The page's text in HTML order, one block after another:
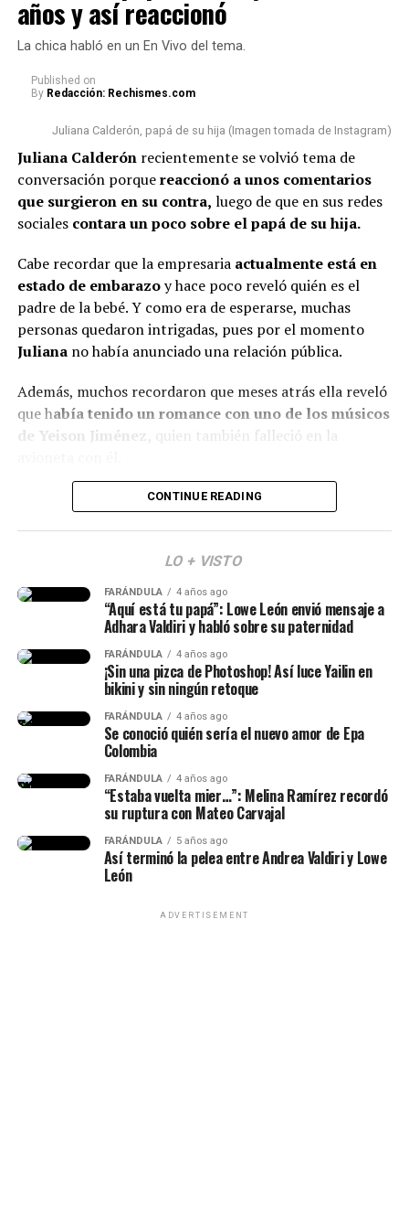
que las sacan de contexto,
estamos llevando una relación
cordial y respetuosa (…)
Estamos cumpliendo con lo que
nos toca”, concluyó.
#seguidores
#soyjuandacaribeshow
♬ sonido original –
respecto a la apariencia de la empresaria.
Lee también: A Juliana Calderón la llamaron “viuda
alegre” tras revelar que conoce al papá de su hija
hace siete años y así reaccionó
En esta ocasión, algunas personas no pasaron por alto
que la bogotana ha tenido algunos cambios físicos
Por un lado, señalaron que se le vio con una tonalidad
de cabello diferente y además, algunos usuarios
comentaron que la empresaria se habría realizado
De hecho, varios la notaron diferente y cuestionaron al
respecto.
“¿Qué le pasó en la cara?”, “Se ve súper inyectada,
perfilamiento?”, “Se dañó el rostro”, comentaron.
Finalmente, otro grupo de personas señaló que veían
debido al tiempo que ha pasado.
(Recuerda dar clic en la imagen)
Epa Colombia y su abogada (Imagen
tomada de IG Rechismes)
años y así reaccionó
La chica habló en un En Vivo del tema.
Published on
By Redacción: Rechismes.com
Juliana Calderón, papá de su hija (Imagen tomada de Instagram)
Juliana Calderónrecientemente se volvió tema de
conversación porquereaccionó a unos comentarios
que surgieron en su contra, luego de que en sus redes
sociales contara un poco sobre el papá de su hija.
Cabe recordar que la empresariaactualmente está en
estado de embarazoy hace poco reveló quién es el
padre de la bebé. Y como era de esperarse, muchas
personas quedaron intrigadas, pues por el momento
Julianano había anunciado una relación pública.
Además, muchos recordaron que meses atrás ella reveló
que había tenido un romance con uno de los músicos
de Yeison Jiménez, quien también falleció en la
Lee también: ¿Escro estaría “utilizando” a Aida
Victoria? Yina Calderón opinó al respecto y causó
reacciones y se avivaron luego de que Calderón contara,
en una dinámica de preguntas y respuestas en sus
historias de Instagram, q
desde hace siete años.
“Lo conocí hace siete años, ha
sido la historia de amor más
impactante de la historia y, a
pesar de muchos bajos y altos,
siempre estuvo para mí”, había
dicho.
(Recuerda dar clic en la imagen)
CONTINUE READING
LO + VISTO
FARÁNDULA 4 años ago
“Aquí está tu papá”: Lowe León envió mensaje a
Adhara Valdiri y habló sobre su paternidad
FARÁNDULA 4 años ago
¡Sin una pizca de Photoshop! Así luce Yailin en
bikini y sin ningún retoque
FARÁNDULA 4 años ago
Se conoció quién sería el nuevo amor de Epa
Colombia
FARÁNDULA 4 años ago
“Estaba vuelta mier…”: Melina Ramírez recordó
su ruptura con Mateo Carvajal
FARÁNDULA 5 años ago
Así terminó la pelea entre Andrea Valdiri y Lowe
León
ADVERTISEMENT